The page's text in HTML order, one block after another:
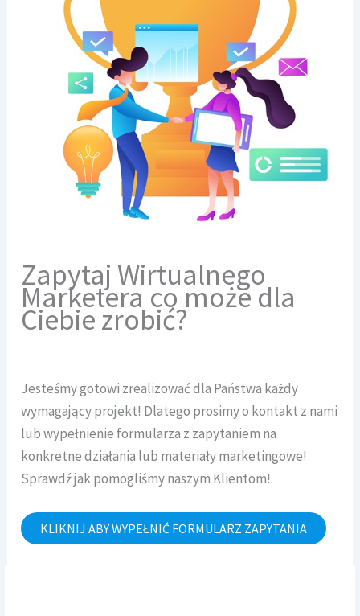
Zapytaj Wirtualnego
Marketera co może dla
Ciebie zrobić?
Jesteśmy gotowi zrealizować dla Państwa każdy
wymagający projekt! Dlatego prosimy o kontakt z nami
lub wypełnienie formularza z zapytaniem na
konkretne działania lub materiały marketingowe!
Sprawdź jak pomogliśmy naszym Klientom!
KLIKNIJ ABY WYPEŁNIĆ FORMULARZ ZAPYTANIA